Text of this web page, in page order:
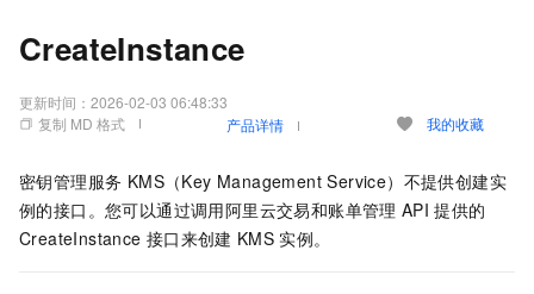
CreateInstance
更新时间： 2026-02-03 06:48:33
复制 MD 格式
产品详情 我的收藏
密钥管理服务 KMS（Key Management Service） 不提供创建实
例的接口。您可以通过调用阿里云交易和账单管理 API 提供的
CreateInstance 接口来创建 KMS 实例。